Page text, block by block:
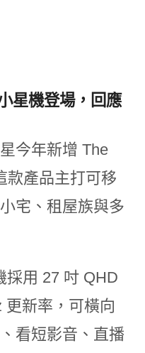
星機登場，回應
今年新增 The
款產品主打可移
宅、租屋族與多
採用 27 吋 QHD
更新率，可橫向
看短影音、直播